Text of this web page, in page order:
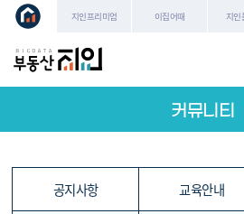
지인프리미엄 이집어때 지인
커뮤니티
공지사항 교육안내